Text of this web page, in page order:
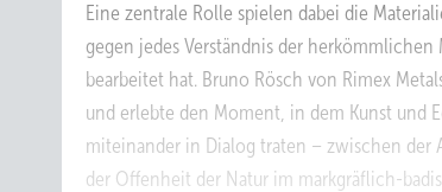
Eine zentrale Rolle spielen dabei die
gegen jedes Verständnis der
bearbeitet hat. Bruno Rösch von Rimex
und erlebte den Moment, in dem Kunst und
miteinander in Dialog traten – zwischen der
der Offenheit der Natur im markgräflich-